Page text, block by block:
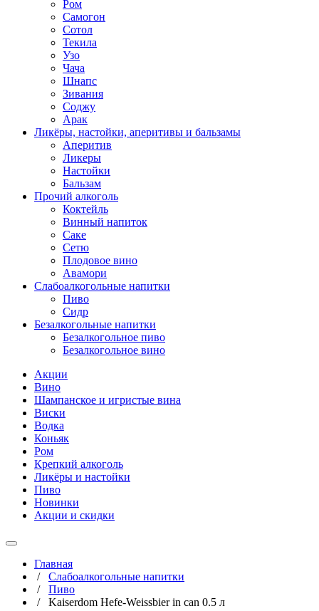
Ром
Самогон
Сотол
Текила
Узо
Чача
Шнапс
Зивания
Соджу
Арак
Ликёры, настойки, аперитивы и бальзамы
Аперитив
Ликеры
Настойки
Бальзам
Прочий алкоголь
Коктейль
Винный напиток
Саке
Сетю
Плодовое вино
Авамори
Слабоалкогольные напитки
Пиво
Сидр
Безалкогольные напитки
Безалкогольное пиво
Безалкогольное вино
Акции
Вино
Шампанское и игристые вина
Виски
Водка
Коньяк
Ром
Крепкий алкоголь
Ликёры и настойки
Пиво
Новинки
Акции и скидки
Главная
/ Слабоалкогольные напитки
/ Пиво
/ Kaiserdom Hefe-Weissbier in can 0.5 л